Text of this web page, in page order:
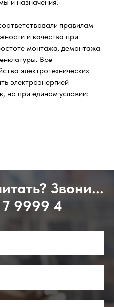
и назначения.
правилам
и качества при
монтажа, демонтажа
Все
электротехнических
электроэнергией
но при едином условии:
Звони...
9999 4